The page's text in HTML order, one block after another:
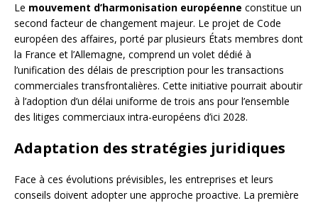
Le mouvement d’harmonisation européenne constitue un
second facteur de changement majeur. Le projet de Code
européen des affaires, porté par plusieurs États membres dont
la France et l’Allemagne, comprend un volet dédié à
l’unification des délais de prescription pour les transactions
commerciales transfrontalières. Cette initiative pourrait aboutir
à l’adoption d’un délai uniforme de trois ans pour l’ensemble
des litiges commerciaux intra-européens d’ici 2028.
Adaptation des stratégies juridiques
Face à ces évolutions prévisibles, les entreprises et leurs
conseils doivent adopter une approche proactive. La première